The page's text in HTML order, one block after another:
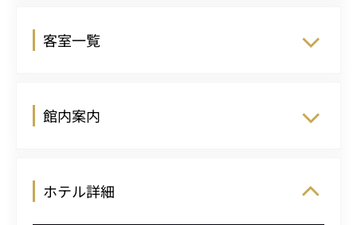
客室一覧
館内案内
ホテル詳細